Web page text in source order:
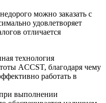
можно заказать с
удовлетворяет
отличается
технология
ACCST, благодаря чему
работать в
выполнении